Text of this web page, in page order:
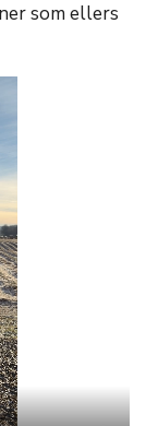
som ellers